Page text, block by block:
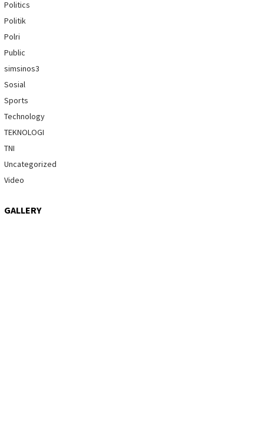
Politics
Politik
Polri
Public
simsinos3
Sosial
Sports
Technology
TEKNOLOGI
TNI
Uncategorized
Video
GALLERY